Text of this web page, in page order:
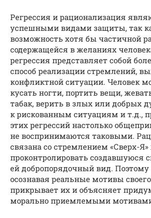
Регрессия и рационализация
успешными видами защиты, так
возможность хотя бы частичной
содержащейся в желаниях
регрессия представляет собой
способ реализации стремлений,
конфликтной ситуации. Человек
кусать ногти, портить вещи,
табак, верить в злых или добрых
к рискованным ситуациям и т.д.,
этих регрессий настолько
не воспринимаются таковыми.
связана со стремлением «Сверх-Я»
проконтролировать создавшуюся
ей добропорядочный вид. Поэтому
осознавая реальные мотивы
прикрывает их и объясняет
морально приемлемыми